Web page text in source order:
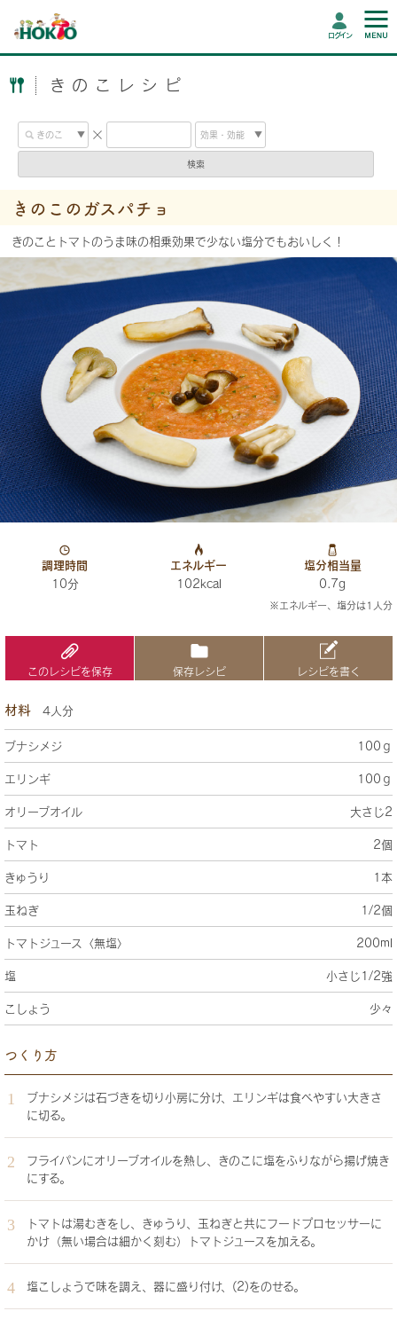
ログイン
きのこレシピ
検索
きのこのガスパチョ
きのことトマトのうま味の相乗効果で少ない塩分でもおいしく！
調理時間
10分
エネルギー
102kcal
塩分相当量
0.7g
※エネルギー、塩分は1人分
このレシピを保存 保存レシピ レシピを書く
材料 4人分
ブナシメジ 100ｇ
エリンギ 100ｇ
オリーブオイル 大さじ2
トマト 2個
きゅうり 1本
玉ねぎ 1/2個
トマトジュース〈無塩〉 200ml
塩 小さじ1/2強
こしょう 少々
つくり方
ブナシメジは石づきを切り小房に分け、エリンギは食べやすい大きさ
に切る。
フライパンにオリーブオイルを熱し、きのこに塩をふりながら揚げ焼き
にする。
トマトは湯むきをし、きゅうり、玉ねぎと共にフードプロセッサーに
かけ（無い場合は細かく刻む）トマトジュースを加える。
塩こしょうで味を調え、器に盛り付け、(2)をのせる。